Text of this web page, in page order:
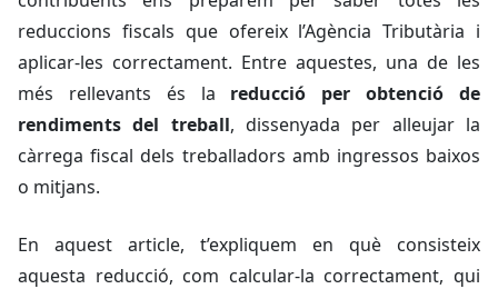
reduccions fiscals que ofereix l’Agència Tributària i
aplicar-les correctament. Entre aquestes, una de les
més rellevants és la reducció per obtenció de
rendiments del treball, dissenyada per alleujar la
càrrega fiscal dels treballadors amb ingressos baixos
o mitjans.
En aquest article, t’expliquem en què consisteix
aquesta reducció, com calcular-la correctament, qui